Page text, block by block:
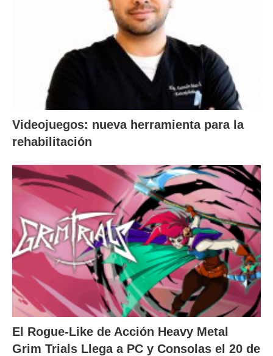
Videojuegos: nueva herramienta para la
rehabilitación
El Rogue-Like de Acción Heavy Metal
Grim Trials Llega a PC y Consolas el 20 de